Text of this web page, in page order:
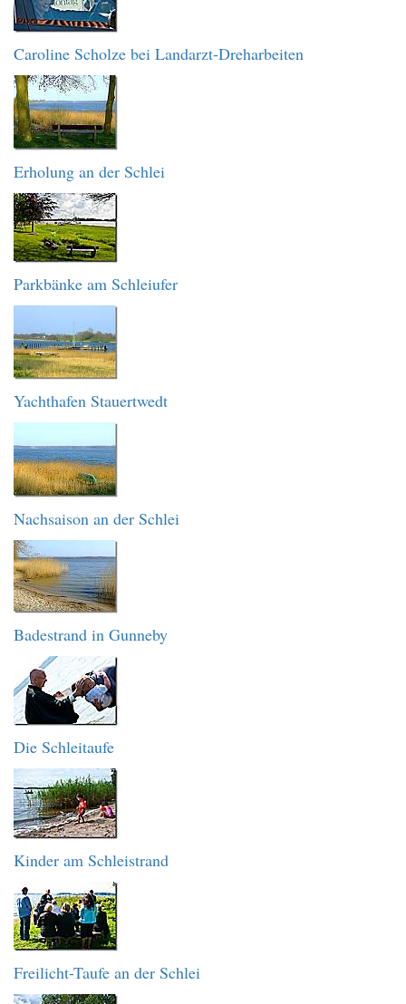
Caroline Scholze bei Landarzt-Dreharbeiten
Erholung an der Schlei
Parkbänke am Schleiufer
Yachthafen Stauertwedt
Nachsaison an der Schlei
Badestrand in Gunneby
Die Schleitaufe
Kinder am Schleistrand
Freilicht-Taufe an der Schlei